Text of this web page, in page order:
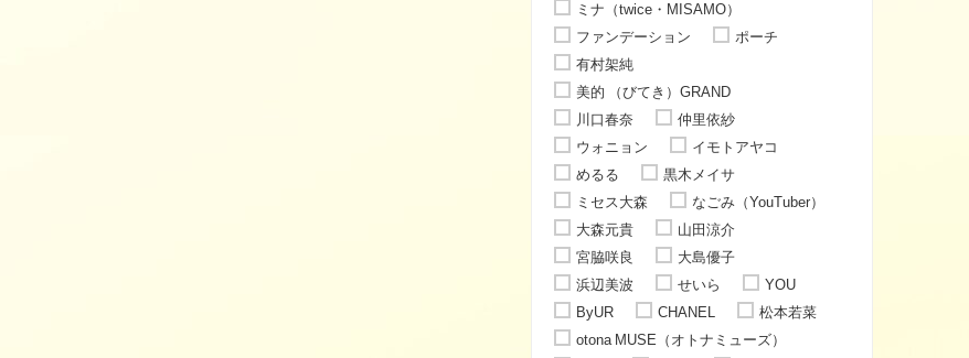
ミナ（twice・MISAMO）
ファンデーション
ポーチ
有村架純
美的 （びてき）GRAND
川口春奈
仲里依紗
ウォニョン
イモトアヤコ
めるる
黒木メイサ
ミセス大森
なごみ（YouTuber）
大森元貴
山田涼介
宮脇咲良
大島優子
浜辺美波
せいら
YOU
ByUR
CHANEL
松本若菜
otona MUSE（オトナミューズ）